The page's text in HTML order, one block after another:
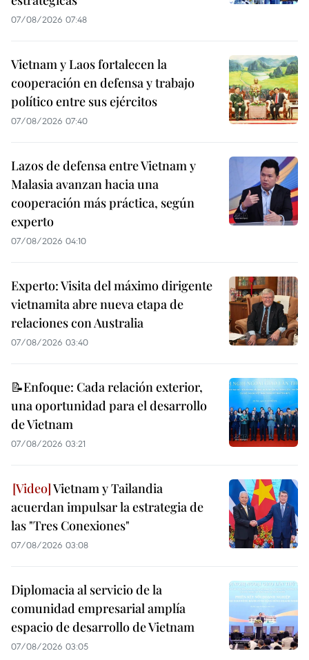
07/08/2026 07:48
Vietnam y Laos fortalecen la
cooperación en defensa y trabajo
político entre sus ejércitos
07/08/2026 07:40
Lazos de defensa entre Vietnam y
Malasia avanzan hacia una
cooperación más práctica, según
experto
07/08/2026 04:10
Experto: Visita del máximo dirigente
vietnamita abre nueva etapa de
relaciones con Australia
07/08/2026 03:40
📝Enfoque: Cada relación exterior,
una oportunidad para el desarrollo
de Vietnam
07/08/2026 03:21
Vietnam y Tailandia
acuerdan impulsar la estrategia de
las "Tres Conexiones"
07/08/2026 03:08
Diplomacia al servicio de la
comunidad empresarial amplía
espacio de desarrollo de Vietnam
07/08/2026 03:05